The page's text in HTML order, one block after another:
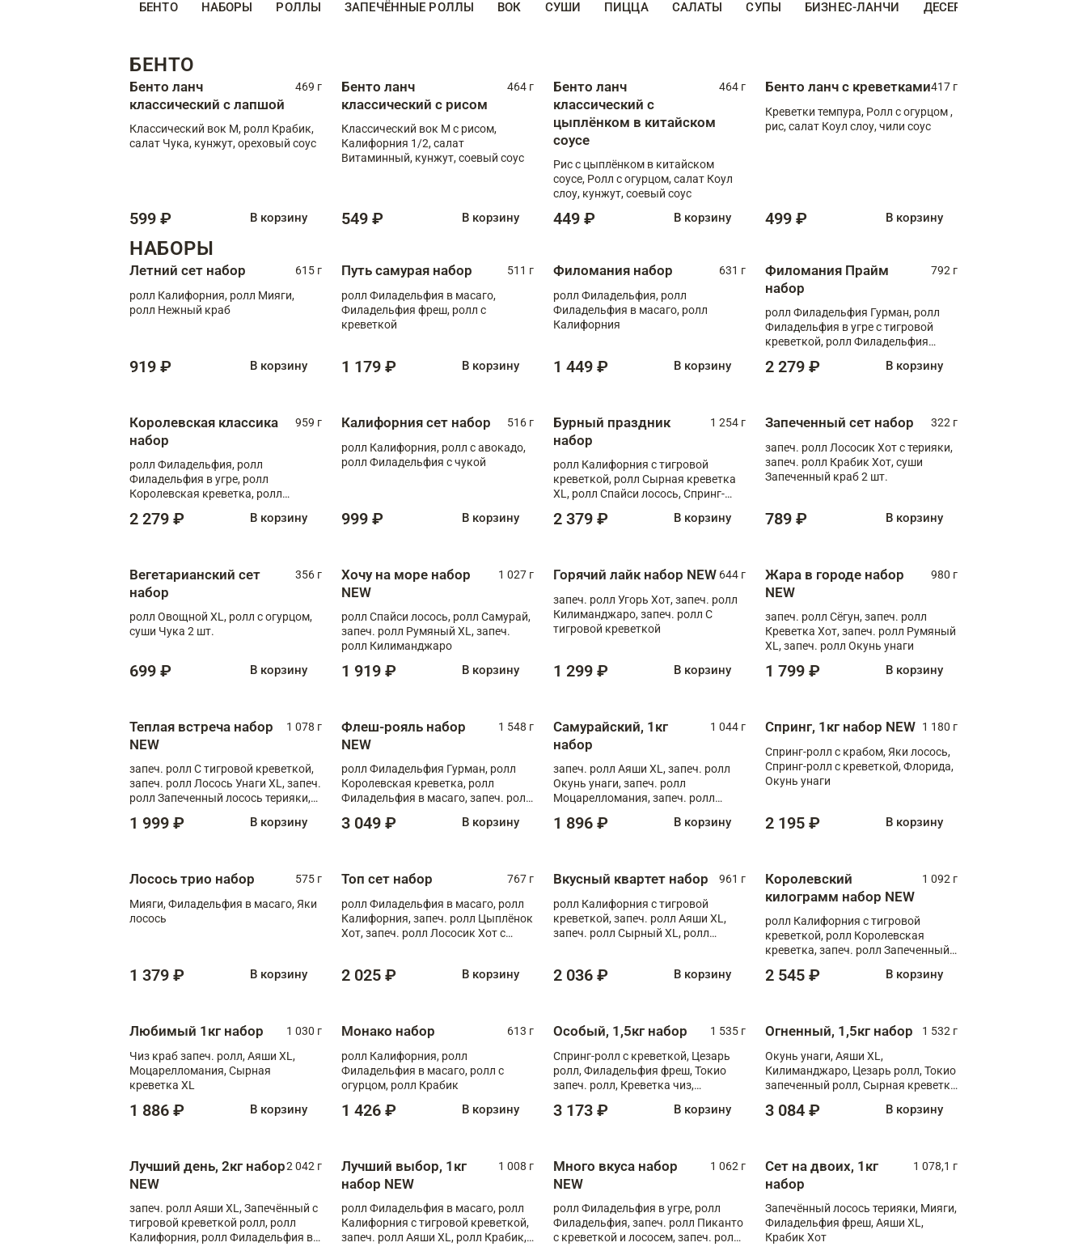
БЕНТО НАБОРЫ РОЛЛЫ ЗАПЕЧЁННЫЕ РОЛЛЫ ВОК СУШИ ПИЦЦА САЛАТЫ СУПЫ БИЗНЕС-ЛАНЧИ ДЕСЕРТЫ
БЕНТО
Бенто ланч
классический с лапшой
469 г
Классический вок М, ролл Крабик,
салат Чука, кунжут, ореховый соус
599 ₽ В корзину
Бенто ланч
классический с рисом
464 г
Классический вок М с рисом,
Калифорния 1/2, салат
Витаминный, кунжут, соевый соус
549 ₽ В корзину
Бенто ланч
классический с
цыплёнком в китайском
соусе
464 г
Рис с цыплёнком в китайском
соусе, Ролл с огурцом, салат Коул
слоу, кунжут, соевый соус
449 ₽ В корзину
Бенто ланч с креветками417 г
Креветки темпура, Ролл с огурцом ,
рис, салат Коул слоу, чили соус
499 ₽ В корзину
НАБОРЫ
Летний сет набор
615 г
ролл Калифорния, ролл Мияги,
ролл Нежный краб
919 ₽ В корзину
Путь самурая набор
511 г
ролл Филадельфия в масаго,
Филадельфия фреш, ролл с
креветкой
1 179 ₽ В корзину
Филомания набор
631 г
ролл Филадельфия, ролл
Филадельфия в масаго, ролл
Калифорния
1 449 ₽ В корзину
Филомания Прайм
набор
792 г
ролл Филадельфия Гурман, ролл
Филадельфия в угре с тигровой
креветкой, ролл Филадельфия
2 279 ₽ В корзину
Королевская классика
набор
959 г
ролл Филадельфия, ролл
Филадельфия в угре, ролл
Королевская креветка, ролл
2 279 ₽ В корзину
Калифорния сет набор
516 г
ролл Калифорния, ролл с авокадо,
ролл Филадельфия с чукой
999 ₽ В корзину
Бурный праздник
набор
1 254 г
ролл Калифорния с тигровой
креветкой, ролл Сырная креветка
XL, ролл Спайси лосось, Спринг-
Медовая креветка
2 379 ₽ В корзину
Запеченный сет набор
322 г
запеч. ролл Лососик Хот с терияки,
запеч. ролл Крабик Хот, суши
Запеченный краб 2 шт.
789 ₽ В корзину
Вегетарианский сет
набор
356 г
ролл Овощной XL, ролл с огурцом,
суши Чука 2 шт.
699 ₽ В корзину
Хочу на море набор
NEW
1 027 г
ролл Спайси лосось, ролл Самурай,
запеч. ролл Румяный XL, запеч.
ролл Килиманджаро
1 919 ₽ В корзину
Горячий лайк набор NEW 644 г
запеч. ролл Угорь Хот, запеч. ролл
Килиманджаро, запеч. ролл С
тигровой креветкой
1 299 ₽ В корзину
Жара в городе набор
NEW
980 г
запеч. ролл Сёгун, запеч. ролл
Креветка Хот, запеч. ролл Румяный
XL, запеч. ролл Окунь унаги
1 799 ₽ В корзину
Теплая встреча набор
NEW
1 078 г
запеч. ролл С тигровой креветкой,
запеч. ролл Лосось Унаги XL, запеч.
ролл Запеченный лосось терияки,
1 999 ₽ В корзину
Флеш-рояль набор
NEW
1 548 г
ролл Филадельфия Гурман, ролл
Королевская креветка, ролл
Филадельфия в масаго, запеч. ролл
Тигровая креветка с моцареллой,
3 049 ₽ В корзину
Самурайский, 1кг
набор
1 044 г
запеч. ролл Аяши XL, запеч. ролл
Окунь унаги, запеч. ролл
Моцарелломания, запеч. ролл
1 896 ₽ В корзину
Спринг, 1кг набор NEW 1 180 г
Спринг-ролл с крабом, Яки лосось,
Спринг-ролл с креветкой, Флорида,
Окунь унаги
2 195 ₽ В корзину
Лосось трио набор
575 г
Мияги, Филадельфия в масаго, Яки
лосось
1 379 ₽ В корзину
Топ сет набор
767 г
ролл Филадельфия в масаго, ролл
Калифорния, запеч. ролл Цыплёнок
Хот, запеч. ролл Лососик Хот с
2 025 ₽ В корзину
Вкусный квартет набор
961 г
ролл Калифорния с тигровой
креветкой, запеч. ролл Аяши XL,
запеч. ролл Сырный XL, ролл
2 036 ₽ В корзину
Королевский
килограмм набор NEW
1 092 г
ролл Калифорния с тигровой
креветкой, ролл Королевская
креветка, запеч. ролл Запеченный
XL, запеч. ролл Крабик Хот
2 545 ₽ В корзину
Любимый 1кг набор
1 030 г
Чиз краб запеч. ролл, Аяши XL,
Моцарелломания, Сырная
креветка XL
1 886 ₽ В корзину
Монако набор
613 г
ролл Калифорния, ролл
Филадельфия в масаго, ролл с
огурцом, ролл Крабик
1 426 ₽ В корзину
Особый, 1,5кг набор
1 535 г
Спринг-ролл с креветкой, Цезарь
ролл, Филадельфия фреш, Токио
запеч. ролл, Креветка чиз,
Флорида
3 173 ₽ В корзину
Огненный, 1,5кг набор
1 532 г
Окунь унаги, Аяши XL,
Килиманджаро, Цезарь ролл, Токио
запеченный ролл, Сырная креветка
3 084 ₽ В корзину
Лучший день, 2кг набор
NEW
2 042 г
запеч. ролл Аяши XL, Запечённый с
тигровой креветкой ролл, ролл
Калифорния, ролл Филадельфия в
Лучший выбор, 1кг
набор NEW
1 008 г
ролл Филадельфия в масаго, ролл
Калифорния с тигровой креветкой,
запеч. ролл Аяши XL, ролл Крабик,
Много вкуса набор
NEW
1 062 г
ролл Филадельфия в угре, ролл
Филадельфия, запеч. ролл Пиканто
с креветкой и лососем, запеч. ролл
Сет на двоих, 1кг
набор
1 078,1 г
Запечённый лосось терияки, Мияги,
Филадельфия фреш, Аяши XL,
Крабик Хот